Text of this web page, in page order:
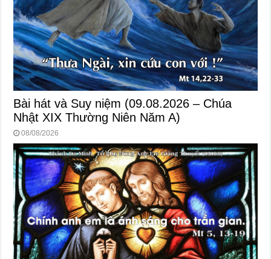
Bài hát và Suy niệm (09.08.2026 – Chúa
Nhật XIX Thường Niên Năm A)
08/08/2026